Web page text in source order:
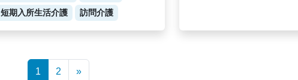
短期入所生活介護
訪問介護
1 2 »